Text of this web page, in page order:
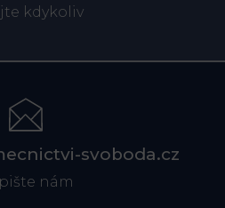
kdykoliv
svoboda.cz
nám